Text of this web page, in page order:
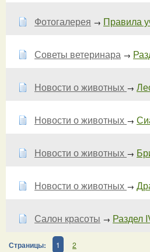
Фотогалерея → Правила
Советы ветеринара →
Новости о животных →
Новости о животных →
Новости о животных →
Новости о животных →
Салон красоты → Раздел
Страницы: 1 2